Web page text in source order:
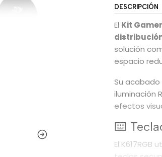
DESCRIPCIÓN
El Kit
solución
espacio
Su
iluminación
efectos
⌨️
El